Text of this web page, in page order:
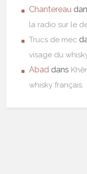
Chantereau
la radio sur le
Trucs de mec
visage du
Abad dans
whisky français.